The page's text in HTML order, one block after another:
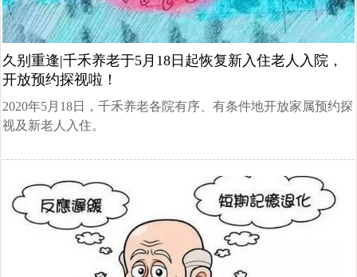
久别重逢|千禾养老于5月18日起恢复新入住老人入院，
开放预约探视啦！
2020年5月18日，千禾养老各院有序、有条件地开放家属预约探
视及新老人入住。